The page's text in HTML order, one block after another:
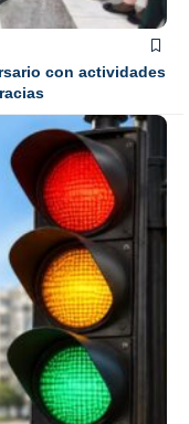
con actividades